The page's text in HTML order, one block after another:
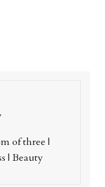
of three |
| Beauty